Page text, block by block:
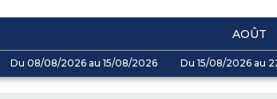
AOÛT
Du 08/08/2026 au 15/08/2026 Du 15/08/2026 au